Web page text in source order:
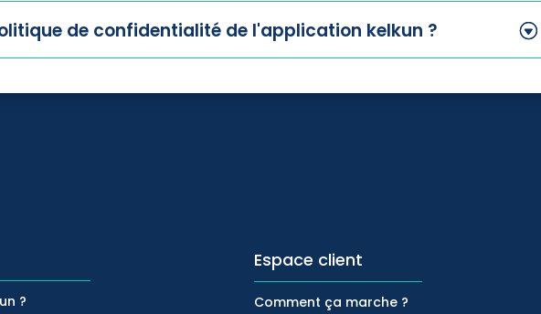
de confidentialité de l'application kelkun ?
?
Espace client
Comment ça marche ?